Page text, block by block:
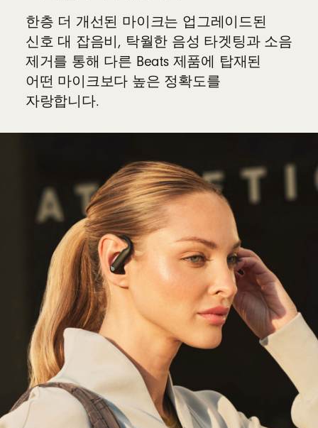
한층 더 개선된 마이크는 업그레이드된
신호 대 잡음비, 탁월한 음성 타겟팅과 소음
제거를 통해 다른 Beats 제품에 탑재된
어떤 마이크보다 높은 정확도를
자랑합니다.